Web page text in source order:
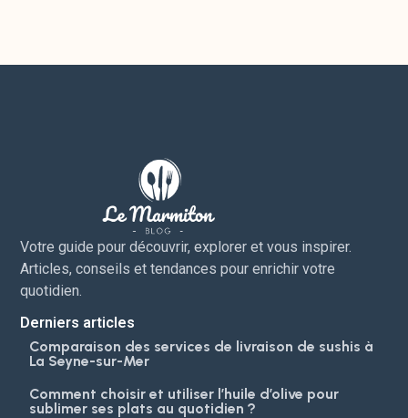
Votre guide pour découvrir, explorer et vous inspirer.
Articles, conseils et tendances pour enrichir votre
quotidien.
Derniers articles
Comparaison des services de livraison de sushis à
La Seyne-sur-Mer
Comment choisir et utiliser l’huile d’olive pour
sublimer ses plats au quotidien ?